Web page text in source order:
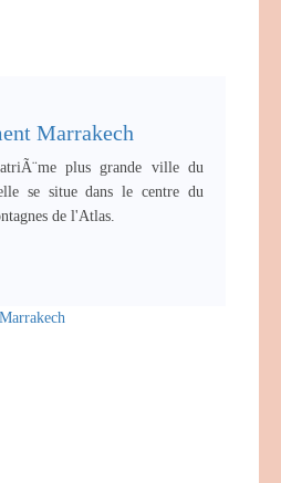
Marrakech
plus grande ville du
se situe dans le centre du
de l'Atlas.